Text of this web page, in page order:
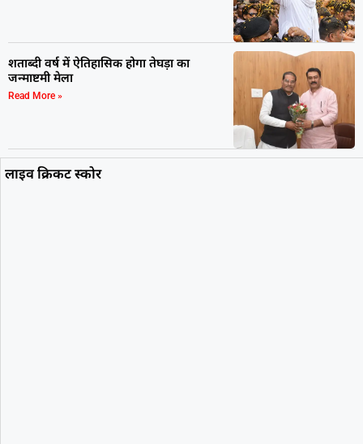
शताब्दी वर्ष में ऐतिहासिक होगा तेघड़ा का
जन्माष्टमी मेला
Read More »
लाइव क्रिकट स्कोर